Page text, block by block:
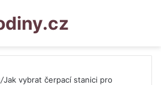
/Jak vybrat čerpací stanici pro